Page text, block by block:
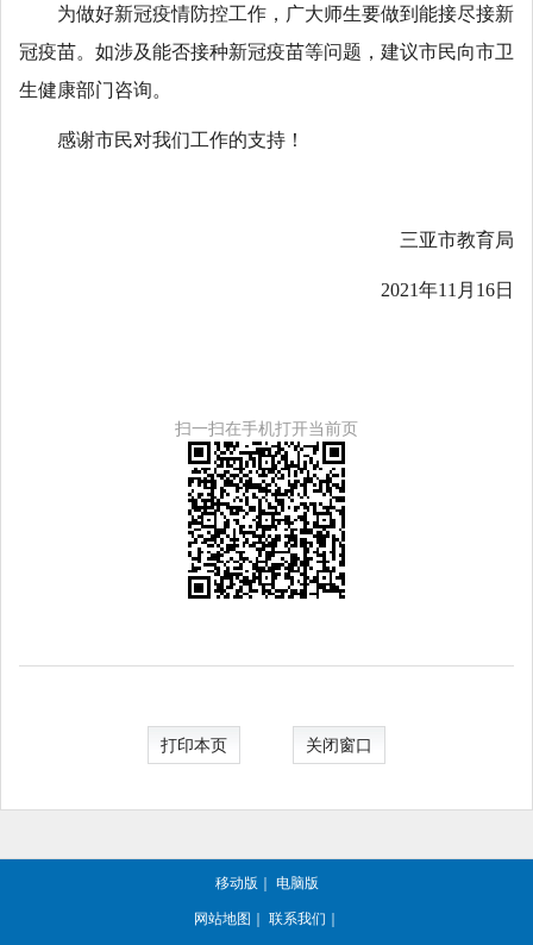
为做好新冠疫情防控工作，广大师生要做到能接尽接新
冠疫苗。如涉及能否接种新冠疫苗等问题，建议市民向市卫
生健康部门咨询。
感谢市民对我们工作的支持！
三亚市教育局
2021年11月16日
扫一扫在手机打开当前页
打印本页 关闭窗口
移动版 ｜ 电脑版
网站地图 ｜ 联系我们 ｜